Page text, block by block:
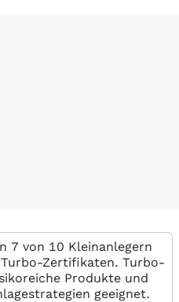
7 von 10 Kleinanlegern
Zertifikaten. Turbo-
Produkte und
geeignet.